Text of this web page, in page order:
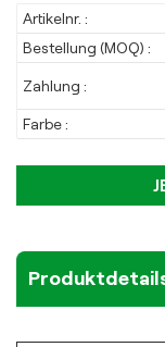
Artikelnr. :
Bestellung (MOQ) :
Zahlung :
Farbe :